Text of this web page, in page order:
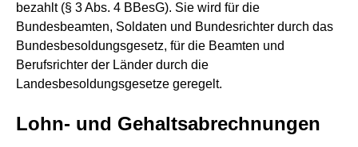
bezahlt (§ 3 Abs. 4 BBesG). Sie wird für die
Bundesbeamten, Soldaten und Bundesrichter durch das
Bundesbesoldungsgesetz, für die Beamten und
Berufsrichter der Länder durch die
Landesbesoldungsgesetze geregelt.
Lohn- und Gehaltsabrechnungen